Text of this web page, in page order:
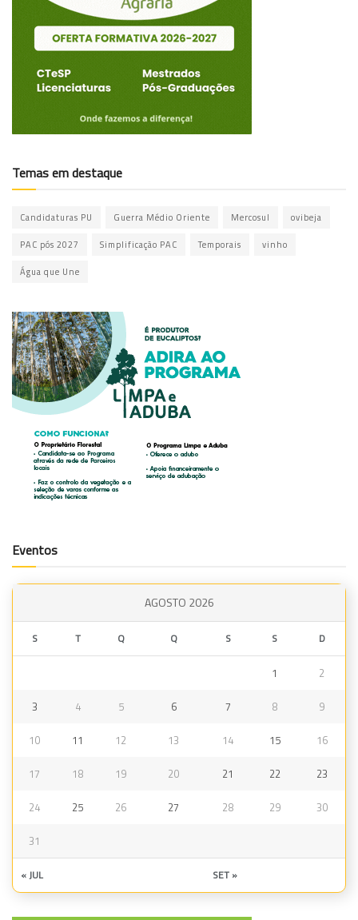
Temas em destaque
Candidaturas PU Guerra Médio Oriente Mercosul ovibeja
PAC pós 2027 Simplificação PAC Temporais vinho
Água que Une
Eventos
AGOSTO 2026
S T Q Q S S D
1 2
3 4 5 6 7 8 9
10 11 12 13 14 15 16
17 18 19 20 21 22 23
24 25 26 27 28 29 30
31
« JUL SET »